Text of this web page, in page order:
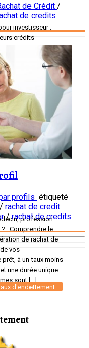
investisseur :
crédits
crédits, vous
a pour objet le
Quelles sont les
investisseur
de Crédit /
de credits
profession
? Comprendre le
de rachat de
vos
à un taux moins
une durée unique
sont […]
profils étiqueté
/ rachat de credit
/rachat de credits
d'endettement